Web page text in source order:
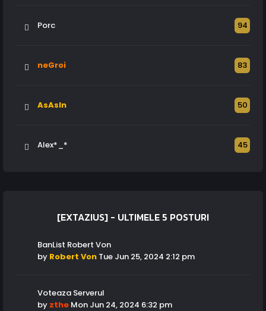
Porc 94
neGroi 83
AsAsIn 50
Alex*_* 45
[EXTAZIUS] - ULTIMELE 5 POSTURI
BanList Robert Von
by Robert Von Tue Jun 25, 2024 2:12 pm
Voteaza Serverul
by zthe Mon Jun 24, 2024 6:32 pm